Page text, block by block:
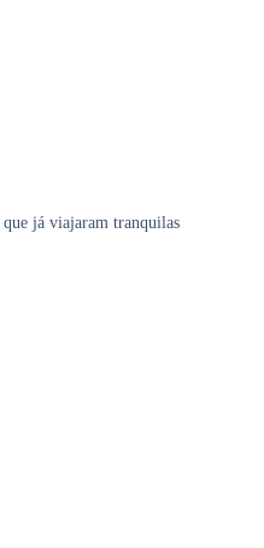
que já viajaram tranquilas